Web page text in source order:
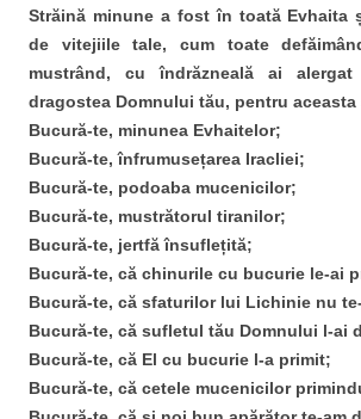
Străină minune a fost în toată Evhaita
de vitejiile tale, cum toate
mustrând, cu îndrăzneală ai
dragostea Domnului tău, pentru
Bucură-te, minunea Evhaitelor;
Bucură-te, înfrumusețarea Iracliei;
Bucură-te, podoaba mucenicilor;
Bucură-te, mustrătorul tiranilor;
Bucură-te, jertfă însuflețită;
Bucură-te, că chinurile cu bucurie le-ai
Bucură-te, că sfaturilor lui Lichinie nu
Bucură-te, că sufletul tău Domnului l-ai
Bucură-te, că El cu bucurie l-a primit;
Bucură-te, că cetele mucenicilor